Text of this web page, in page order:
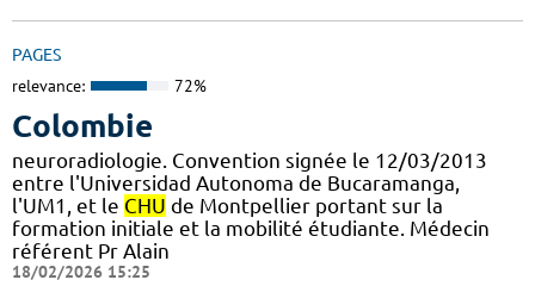
PAGES
relevance: 72%
Colombie
neuroradiologie. Convention signée le 12/03/2013
entre l'Universidad Autonoma de Bucaramanga,
l'UM1, et le CHU de Montpellier portant sur la
formation initiale et la mobilité étudiante. Médecin
référent Pr Alain
18/02/2026 15:25